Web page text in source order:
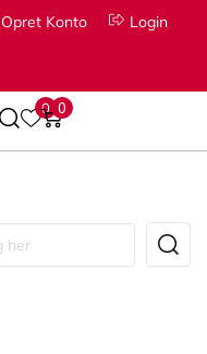
Opret Konto Login
0 0